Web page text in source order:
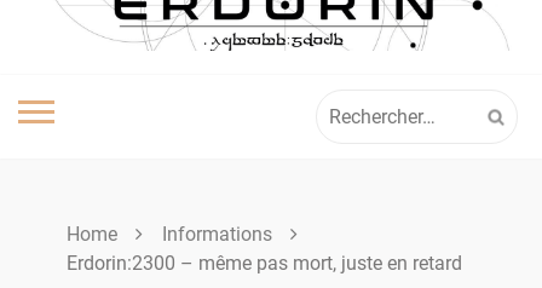
Home
Informations
Erdorin:2300 – même pas mort, juste en retard